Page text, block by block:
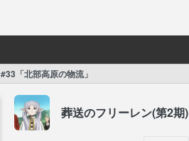
#33「北部高原の物流」
葬送のフリーレン(第2期)